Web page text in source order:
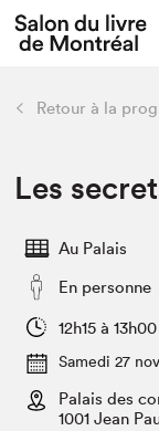
Espace
Tout sur
Actualités
Vidéos et
Club de
retour
Édition 2022
Planifier sa
Projets
Liens pratiques
Retour à la
Les
Au Palais
En personne
12h15 à 13h00
Samedi 27
Palais des
1001 Jean